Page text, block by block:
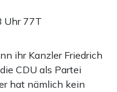
Uhr 77T
ihr Kanzler Friedrich
CDU als Partei
hat nämlich kein